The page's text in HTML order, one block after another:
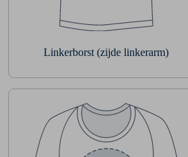
Linkerborst (zijde linkerarm)